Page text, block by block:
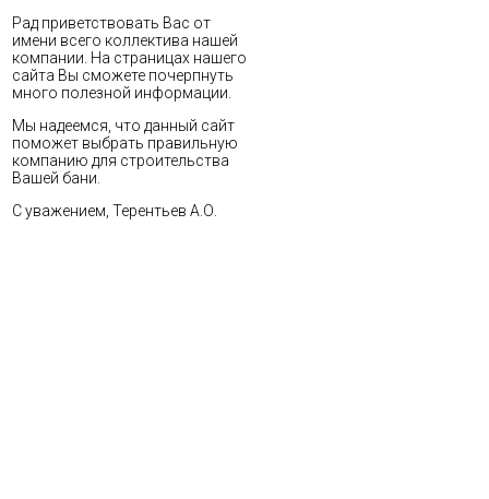
Рад приветствовать Вас от
имени всего коллектива нашей
компании. На страницах нашего
сайта Вы сможете почерпнуть
много полезной информации.
Мы надеемся, что данный сайт
поможет выбрать правильную
компанию для строительства
Вашей бани.
С уважением, Терентьев А.О.